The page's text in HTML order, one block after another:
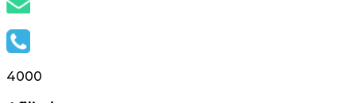
4000